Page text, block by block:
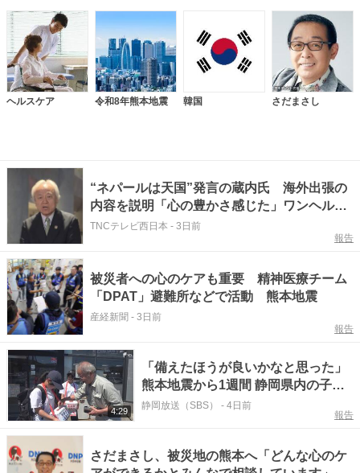
ヘルスケア 令和8年熊本地震 韓国 さだまさし
“ネパールは天国”発言の蔵内氏 海外出張の
内容を説明「心の豊かさ感じた」ワンヘルス
に関するMOU締結も 福岡
TNCテレビ西日本 - 3日前
報告
被災者への心のケアも重要 精神医療チーム
「DPAT」避難所などで活動 熊本地震
産経新聞 - 3日前
報告
4:29
「備えたほうが良いかなと思った」
熊本地震から1週間 静岡県内の子ど
もたちに広がる被災地への思いと防
災意識 関心が高まる一方「心のケ
静岡放送（SBS） - 4日前
報告
さだまさし、被災地の熊本へ「どんな心のケ